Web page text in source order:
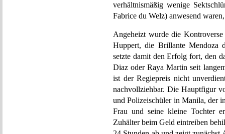
verhältnismäßig wenige
Fabrice du Welz) anwesend
Angeheizt wurde die
Huppert, die Brillante Mendoza
setzte damit den Erfolg fort, den
Diaz oder Raya Martin seit
ist der Regiepreis nicht
nachvollziehbar. Die Hauptfigur
und Polizeischüler in Manila, der
Frau und seine kleine Tochter
Zuhälter beim Geld eintreiben